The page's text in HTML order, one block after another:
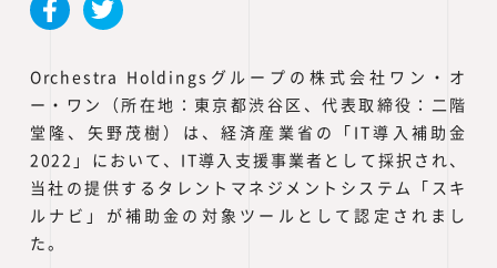
Orchestra Holdingsグループの株式会社ワン・オ
ー・ワン（所在地：東京都渋谷区、代表取締役：二階
堂隆、矢野茂樹）は、経済産業省の「IT導入補助金
2022」において、IT導入支援事業者として採択され、
当社の提供するタレントマネジメントシステム「スキ
ルナビ」が補助金の対象ツールとして認定されまし
た。